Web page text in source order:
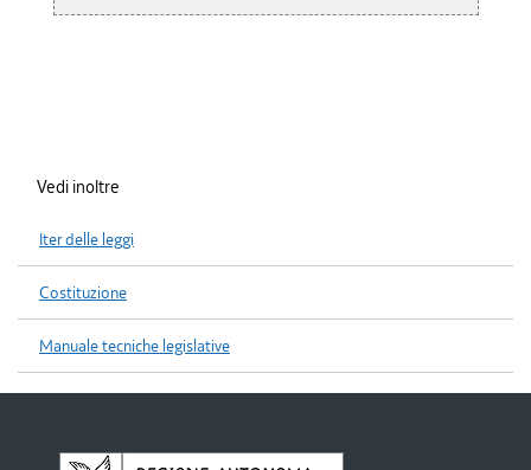
Vedi inoltre
Iter delle leggi
Costituzione
Manuale tecniche legislative